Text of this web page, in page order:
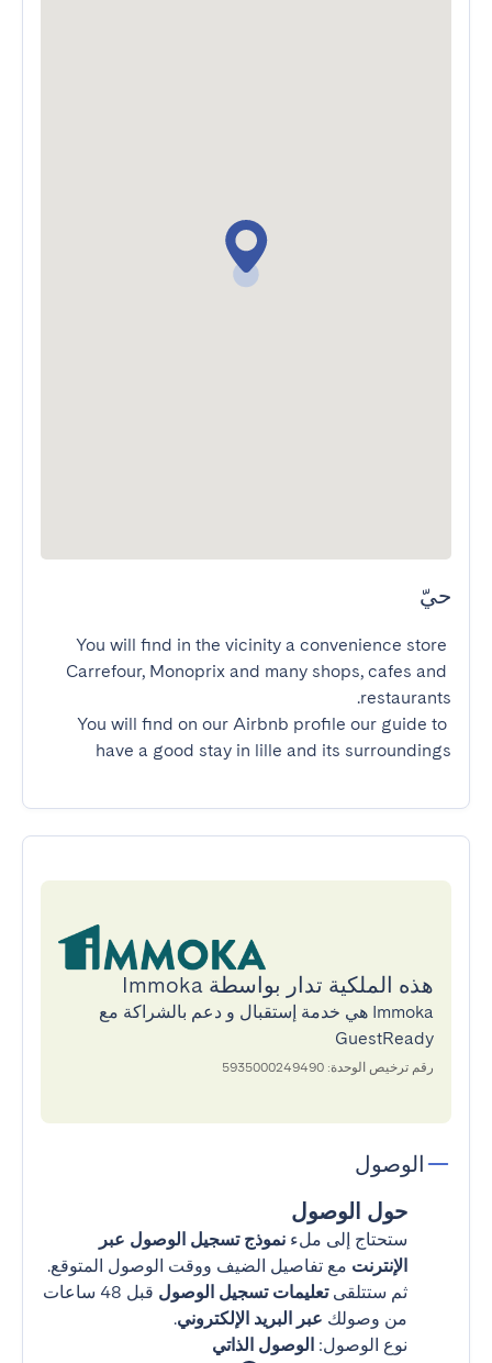
حيّ
You will find in the vicinity a convenience store
Carrefour, Monoprix and many shops, cafes and
You will find on our Airbnb profile our guide to
have a good stay in lille and its surroundings
هذه الملكية تدار بواسطة Immoka
Immoka هي خدمة إستقبال و دعم بالشراكة مع
GuestReady
رقم ترخيص الوحدة: 5935000249490
الوصول
حول الوصول
ستحتاج إلى ملء نموذج تسجيل الوصول عبر
الإنترنت مع تفاصيل الضيف ووقت الوصول المتوقع.
ثم ستتلقىتعليمات تسجيل الوصول
قبل 48 ساعات
من وصولك عبر البريد الإلكتروني.
نوع الوصول: الوصول الذاتي